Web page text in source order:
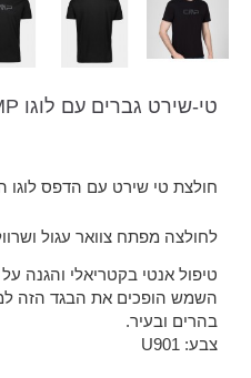
טי-שירט גברים עם לוגו CMP
חולצת טי שירט עם הדפס לוגו
לחולצה מפתח צוואר עגול
השמש הופכים את הבגד הזה
בהרים ובעיר.
צבע: U901